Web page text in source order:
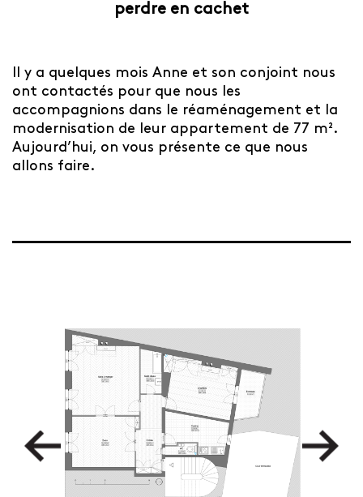
perdre en cachet
Il y a quelques mois Anne et son conjoint nous
ont contactés pour que nous les
accompagnions dans le réaménagement et la
modernisation de leur appartement de 77 m².
Aujourd’hui, on vous présente ce que nous
allons faire.